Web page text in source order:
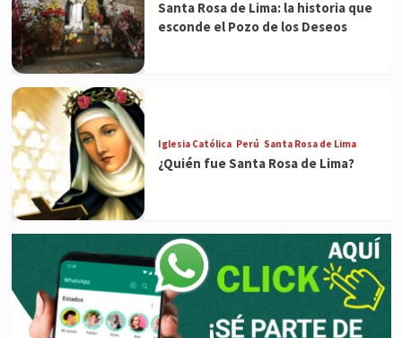
Santa Rosa de Lima: la historia que
esconde el Pozo de los Deseos
Iglesia Católica Perú Santa Rosa de Lima
¿Quién fue Santa Rosa de Lima?